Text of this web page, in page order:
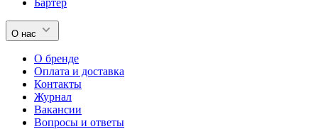
О нас
О бренде
Оплата и доставка
Контакты
Журнал
Вакансии
Вопросы и ответы